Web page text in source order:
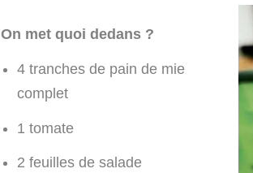
On met quoi dedans ?
4 tranches de pain de mie
complet
1 tomate
2 feuilles de salade